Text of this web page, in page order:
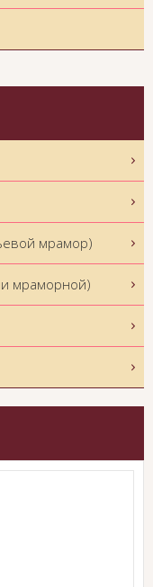
мрамор)
мраморной)